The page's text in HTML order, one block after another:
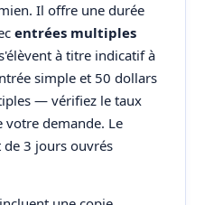
Il offre une durée
entrées multiples
à titre indicatif à
simple et 50 dollars
— vérifiez le taux
votre demande. Le
de 3 jours ouvrés